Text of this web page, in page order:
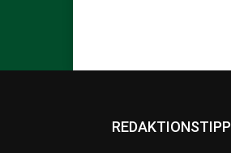
REDAKTIONSTIPP